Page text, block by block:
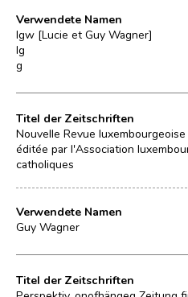
Verwendete Namen
lgw [Lucie et Guy Wagner]
lg
g
Titel der Zeitschriften
Nouvelle Revue
éditée par l'Association
catholiques
Verwendete Namen
Guy Wagner
Titel der Zeitschriften